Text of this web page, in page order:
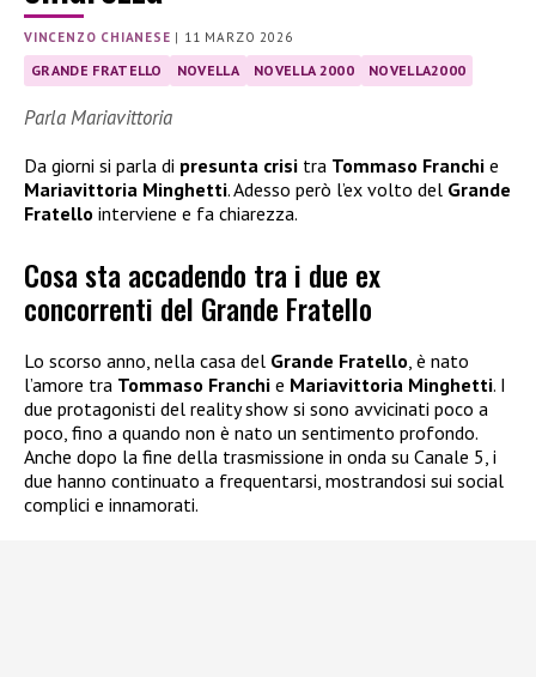
VINCENZO CHIANESE | 11 MARZO 2026
GRANDE FRATELLO NOVELLA NOVELLA 2000 NOVELLA2000
Parla Mariavittoria
Da giorni si parla di presunta crisi tra Tommaso Franchi e
Mariavittoria Minghetti. Adesso però l’ex volto del Grande
Fratello interviene e fa chiarezza.
Cosa sta accadendo tra i due ex
concorrenti del Grande Fratello
Lo scorso anno, nella casa del Grande Fratello , è nato
l’amore tra Tommaso Franchi e Mariavittoria Minghetti. I
due protagonisti del reality show si sono avvicinati poco a
poco, fino a quando non è nato un sentimento profondo.
Anche dopo la fine della trasmissione in onda su Canale 5, i
due hanno continuato a frequentarsi, mostrandosi sui social
complici e innamorati.